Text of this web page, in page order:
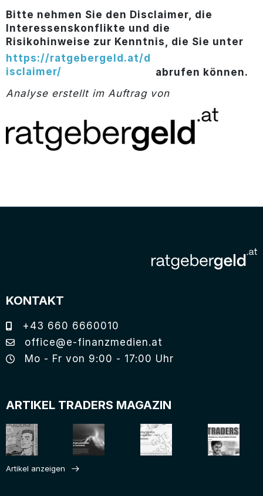
Bitte nehmen Sie den Disclaimer, die
Interessenskonflikte und die
Risikohinweise zur Kenntnis, die Sie unter
https://ratgebergeld.at/d
isclaimer/
abrufen können.
Analyse erstellt im Auftrag von
KONTAKT
+43 660 6660010
office@e-finanzmedien.at
Mo - Fr von 9:00 - 17:00 Uhr
ARTIKEL TRADERS MAGAZIN
Artikel anzeigen